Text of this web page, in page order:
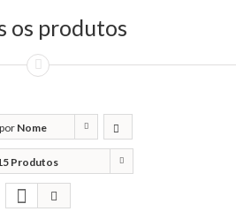
os produtos
Nome
Produtos